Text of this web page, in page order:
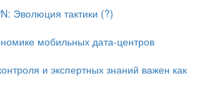
Эволюция тактики (?)
мобильных дата-центров
и экспертных знаний важен как